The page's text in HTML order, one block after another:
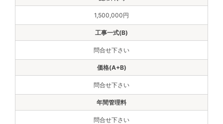
1,500,000円
問合せ下さい
問合せ下さい
問合せ下さい